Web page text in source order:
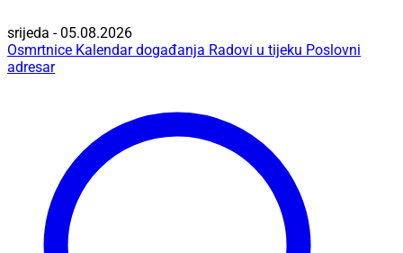
srijeda - 05.08.2026
Osmrtnice Kalendar događanja Radovi u tijeku Poslovni
adresar